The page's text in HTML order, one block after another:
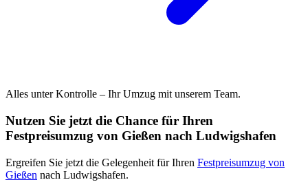
Alles unter Kontrolle – Ihr Umzug mit unserem Team.
Nutzen Sie jetzt die Chance für Ihren
Festpreisumzug von Gießen nach Ludwigshafen
Ergreifen Sie jetzt die Gelegenheit für Ihren Festpreisumzug von
Gießen nach Ludwigshafen.